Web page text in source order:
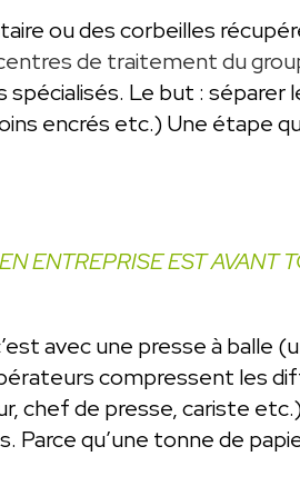
ou des corbeilles
de traitement du
Le but :
encrés etc.) Une étape
ENTREPRISE EST AVANT
avec une presse à balle
compressent les
chef de presse, cariste
Parce qu’une tonne de